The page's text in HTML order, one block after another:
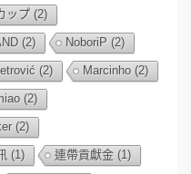
ップ (2)
(2) NoboriP (2)
(2) Marcinho (2)
(2)
(2)
(1) 連帶貢獻金 (1)